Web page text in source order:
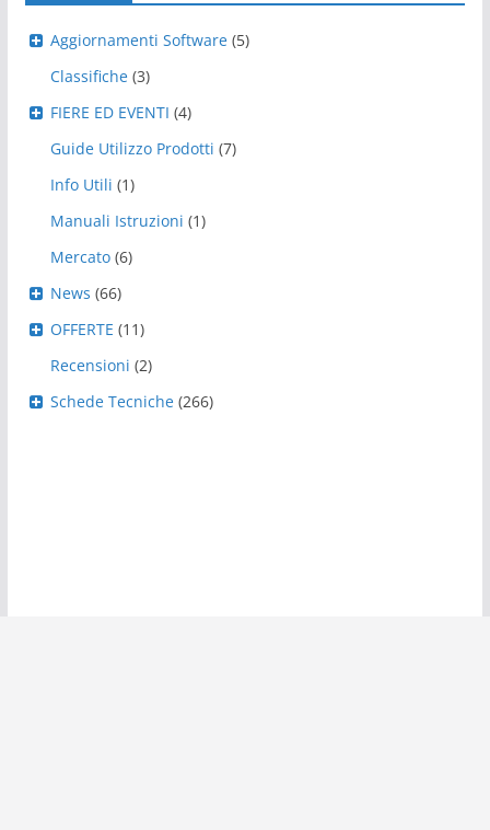
Aggiornamenti Software (5)
Classifiche (3)
FIERE ED EVENTI (4)
Guide Utilizzo Prodotti (7)
Info Utili (1)
Manuali Istruzioni (1)
Mercato (6)
News (66)
OFFERTE (11)
Recensioni (2)
Schede Tecniche (266)